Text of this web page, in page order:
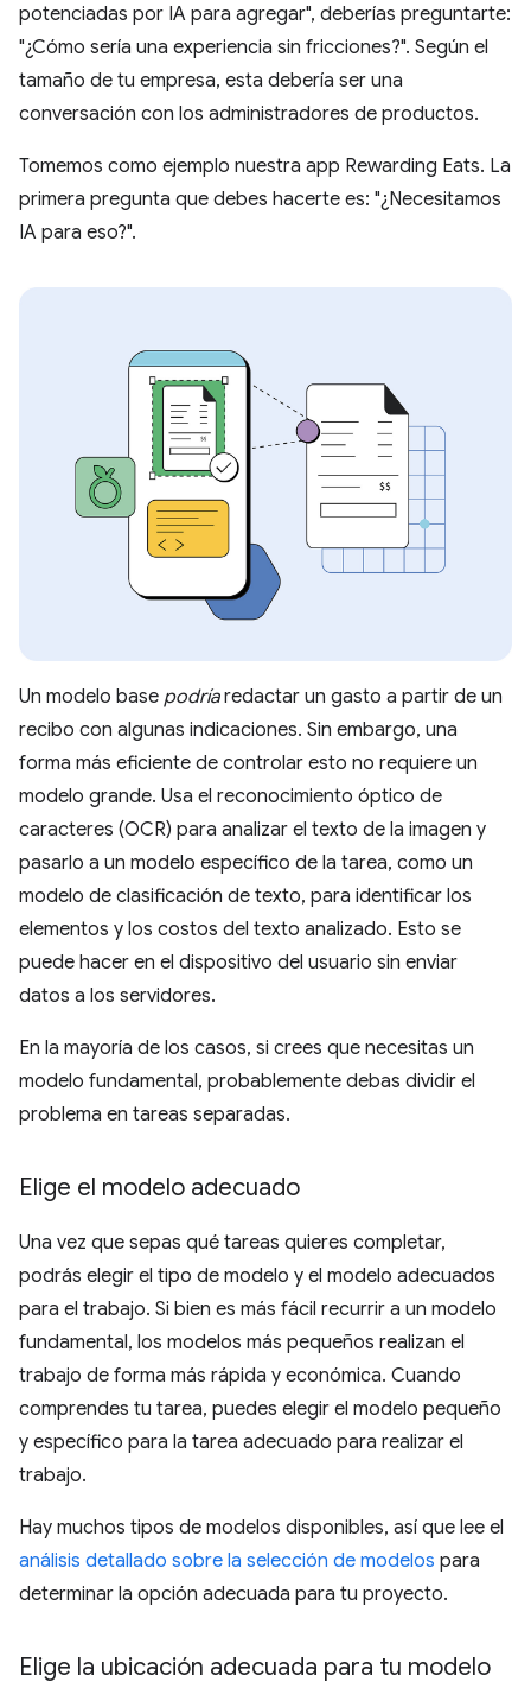
potenciadas por IA para agregar", deberías preguntarte:
"¿Cómo sería una experiencia sin fricciones?". Según el
tamaño de tu empresa, esta debería ser una
conversación con los administradores de productos.
Tomemos como ejemplo nuestra app Rewarding Eats. La
primera pregunta que debes hacerte es: "¿Necesitamos
IA para eso?".
Un modelo base podríaredactar un gasto a partir de un
recibo con algunas indicaciones. Sin embargo, una
forma más eficiente de controlar esto no requiere un
modelo grande. Usa el reconocimiento óptico de
caracteres (OCR) para analizar el texto de la imagen y
pasarlo a un modelo específico de la tarea, como un
modelo de clasificación de texto, para identificar los
elementos y los costos del texto analizado. Esto se
puede hacer en el dispositivo del usuario sin enviar
datos a los servidores.
En la mayoría de los casos, si crees que necesitas un
modelo fundamental, probablemente debas dividir el
problema en tareas separadas.
Elige el modelo adecuado
Una vez que sepas qué tareas quieres completar,
podrás elegir el tipo de modelo y el modelo adecuados
para el trabajo. Si bien es más fácil recurrir a un modelo
fundamental, los modelos más pequeños realizan el
trabajo de forma más rápida y económica. Cuando
comprendes tu tarea, puedes elegir el modelo pequeño
y específico para la tarea adecuado para realizar el
trabajo.
Hay muchos tipos de modelos disponibles, así que lee el
análisis detallado sobre la selección de modelos para
determinar la opción adecuada para tu proyecto.
Elige la ubicación adecuada para tu modelo